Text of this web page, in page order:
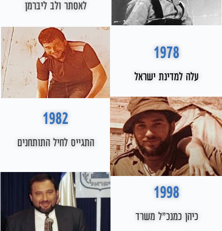
1978
עלה למדינת ישראל
1998
כיהן כמנכ"ל משרד
לאסתר ולב ליברמן
1982
התגייס לחיל התותחנים